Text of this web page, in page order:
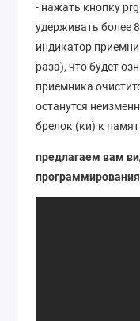
- нажать кнопку
удерживать более
индикатор
раза), что будет
приемника
останутся
брелок (ки) к
предлагаем вам
программирования